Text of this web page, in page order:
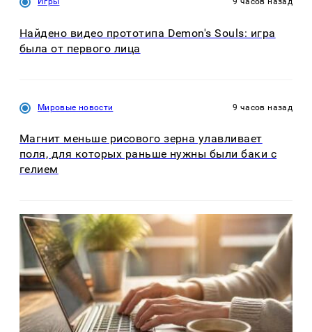
Найдено видео прототипа Demon's Souls: игра
была от первого лица
Мировые новости 9 часов назад
Магнит меньше рисового зерна улавливает
поля, для которых раньше нужны были баки с
гелием